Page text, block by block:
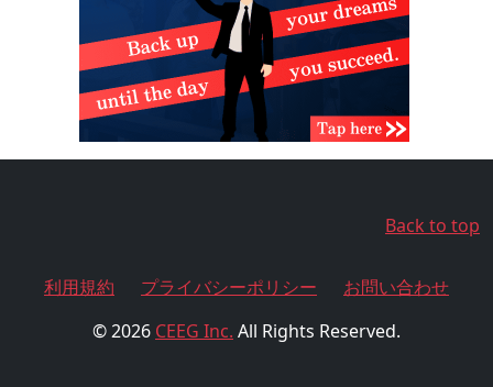
Back to top
利用規約 プライバシーポリシー
お問い合わせ
© 2026 CEEG Inc. All Rights Reserved.